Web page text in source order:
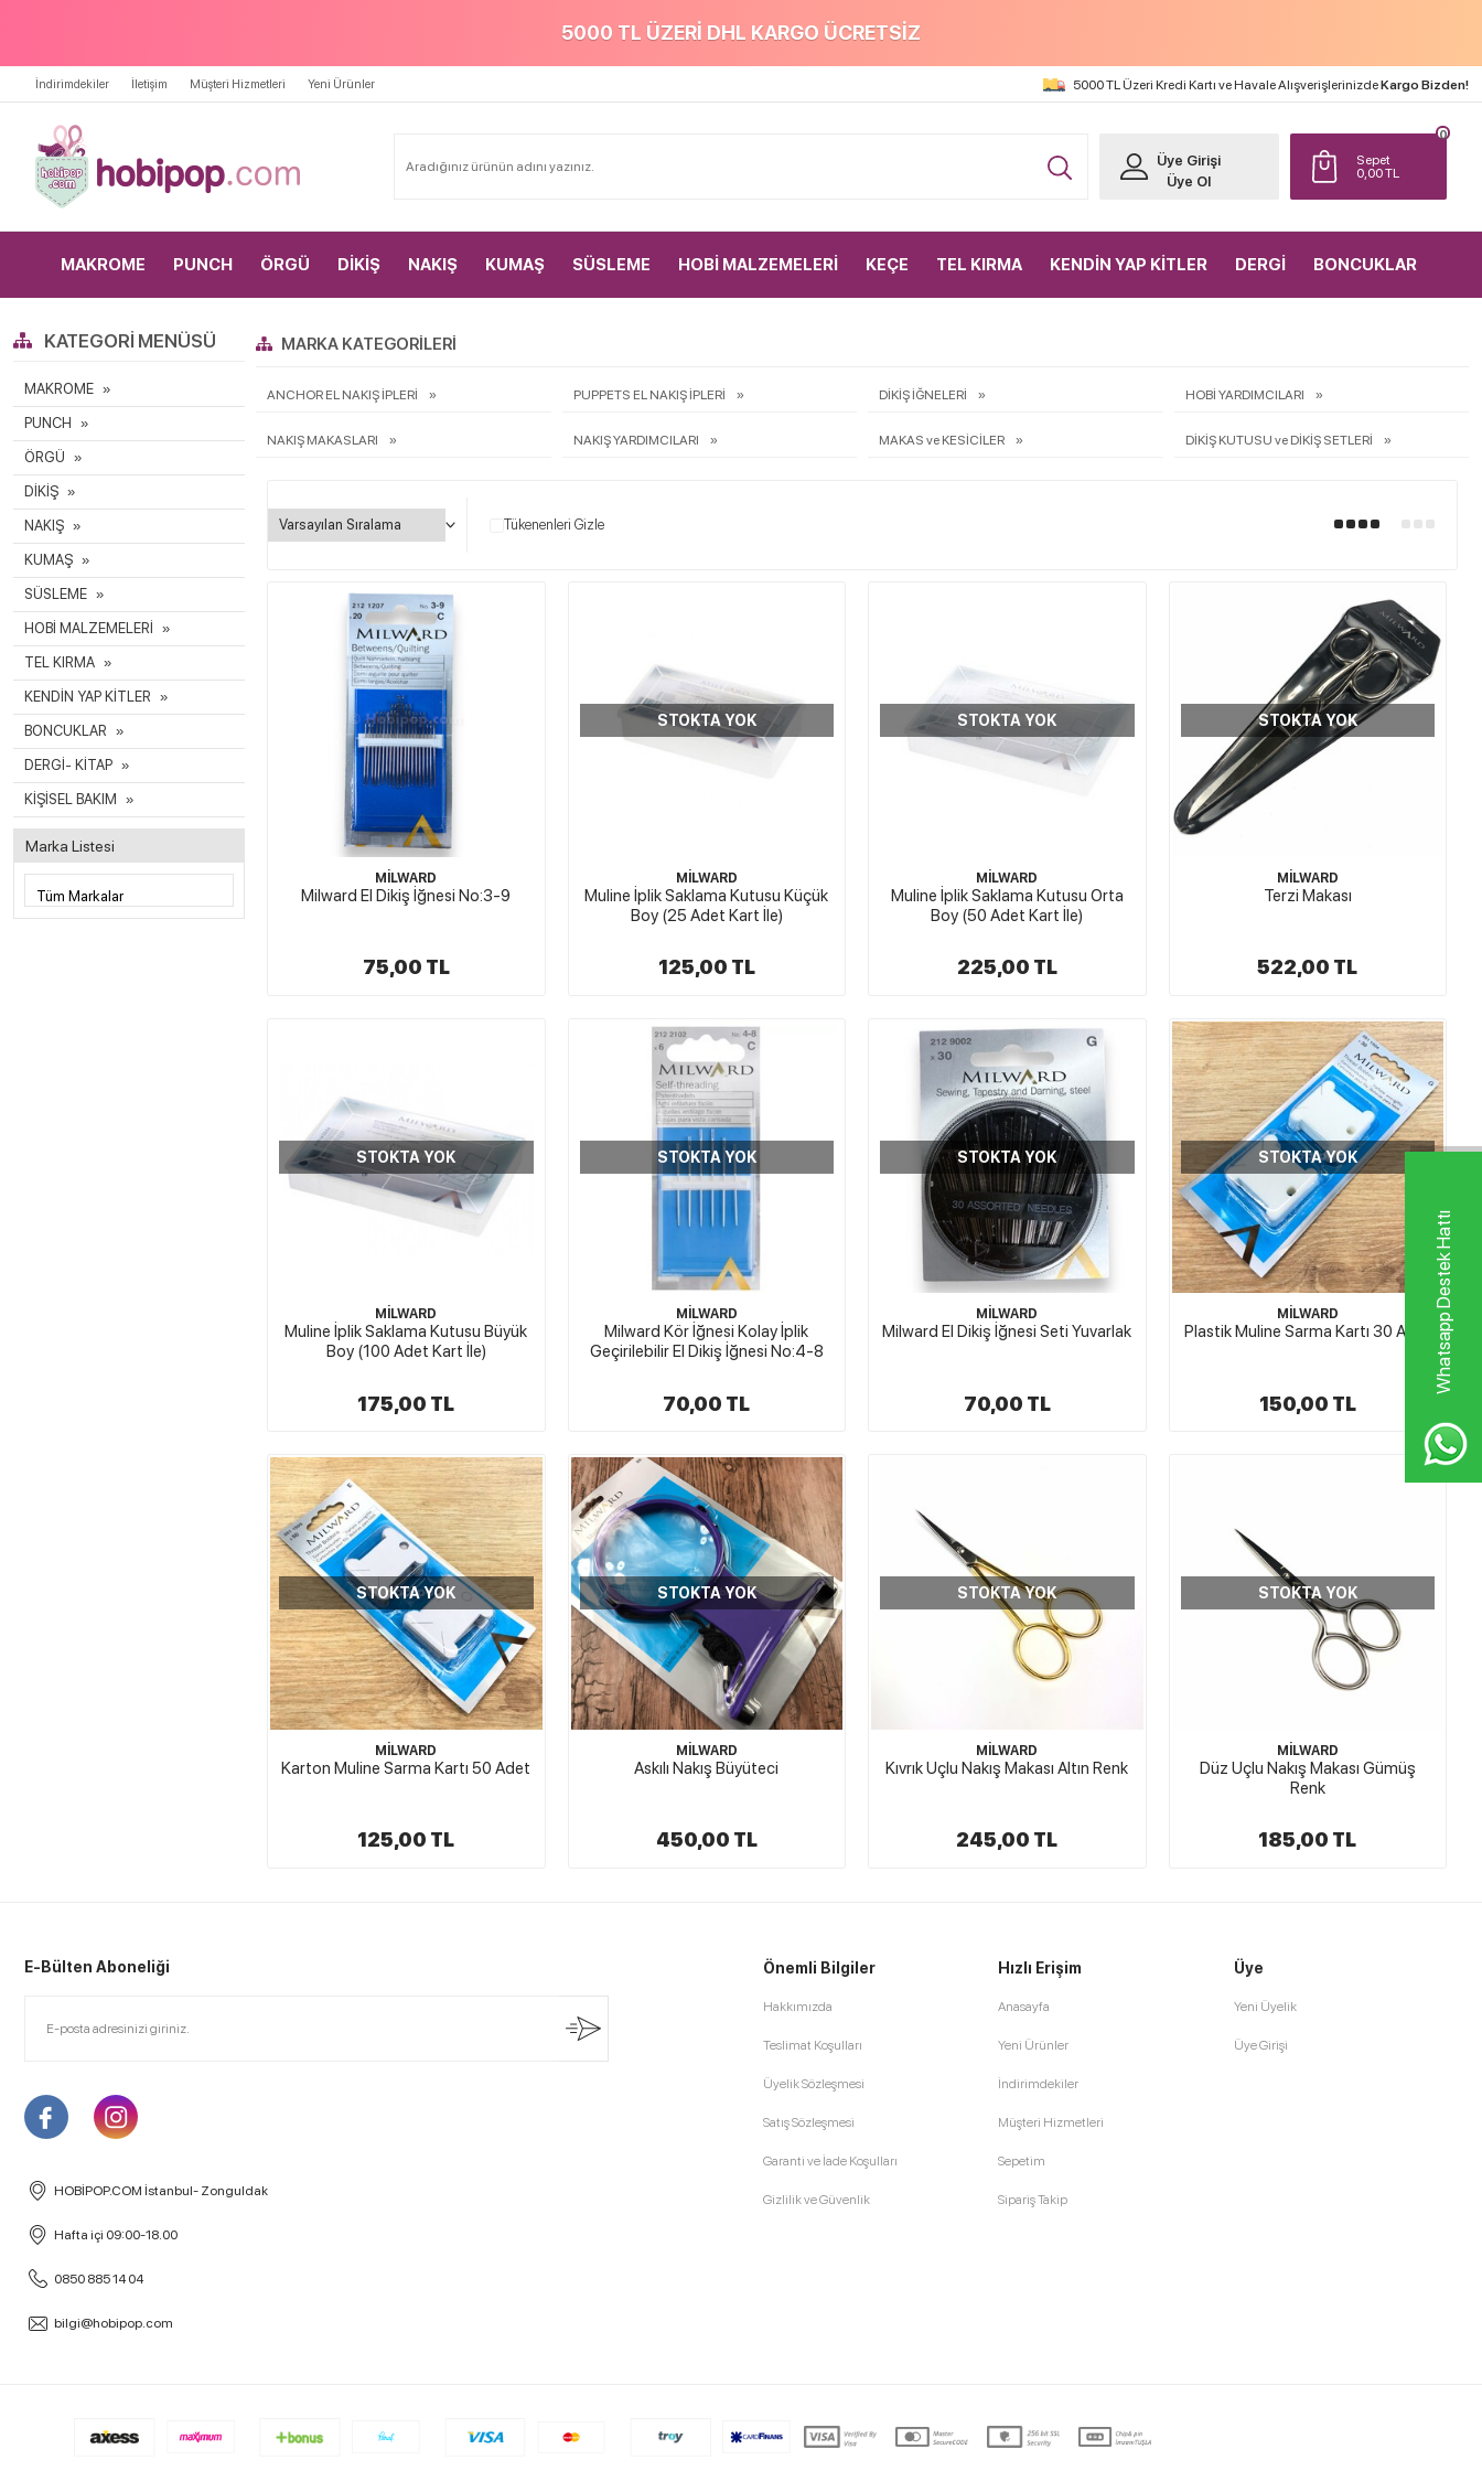
Whatsapp Destek Hattı
5000 TL ÜZERİ DHL KARGO ÜCRETSİZ
İndirimdekiler İletişim Müşteri Hizmetleri Yeni Ürünler 5000 TL Üzeri Kredi Kartı ve Havale AlışverişlerinizdeKargo Bizden!
Sepet
0,00TL
0
Üye Girişi
Üye Ol
MAKROME PUNCH ÖRGÜ DİKİŞ NAKIŞ KUMAŞ SÜSLEME HOBİ MALZEMELERİ KEÇE TEL KIRMA KENDİN YAP KİTLER DERGİ BONCUKLAR
KATEGORI MENÜSÜ
MAKROME
PUNCH
ÖRGÜ
DİKİŞ
NAKIŞ
KUMAŞ
SÜSLEME
HOBİ MALZEMELERİ
TEL KIRMA
KENDİN YAP KİTLER
BONCUKLAR
DERGİ- KİTAP
KİŞİSEL BAKIM
Marka Listesi
MARKA KATEGORILERI
ANCHOR EL NAKIŞ İPLERİ PUPPETS EL NAKIŞ İPLERİ DİKİŞ İĞNELERİ HOBİ YARDIMCILARI
NAKIŞ MAKASLARI NAKIŞ YARDIMCILARI MAKAS ve KESİCİLER DİKİŞ KUTUSU ve DİKİŞ SETLERİ
Tükenenleri Gizle
MİLWARD
Milward El Dikiş İğnesi No:3-9
75,00 TL
STOKTA YOK
MİLWARD
Muline İplik Saklama Kutusu Küçük
Boy (25 Adet Kart İle)
125,00 TL
STOKTA YOK
MİLWARD
Muline İplik Saklama Kutusu Orta
Boy (50 Adet Kart İle)
225,00 TL
STOKTA YOK
MİLWARD
Terzi Makası
522,00 TL
STOKTA YOK
MİLWARD
Muline İplik Saklama Kutusu Büyük
Boy (100 Adet Kart İle)
175,00 TL
STOKTA YOK
MİLWARD
Milward Kör İğnesi Kolay İplik
Geçirilebilir El Dikiş İğnesi No:4-8
70,00 TL
STOKTA YOK
MİLWARD
Milward El Dikiş İğnesi Seti Yuvarlak
70,00 TL
STOKTA YOK
MİLWARD
Plastik Muline Sarma Kartı 30 Adet
150,00 TL
STOKTA YOK
MİLWARD
Karton Muline Sarma Kartı 50 Adet
125,00 TL
STOKTA YOK
MİLWARD
Askılı Nakış Büyüteci
450,00 TL
STOKTA YOK
MİLWARD
Kıvrık Uçlu Nakış Makası Altın Renk
245,00 TL
STOKTA YOK
MİLWARD
Düz Uçlu Nakış Makası Gümüş
Renk
185,00 TL
E-Bülten Aboneliği
HOBİPOP.COM İstanbul- Zonguldak
Hafta içi 09:00-18.00
0850 885 14 04
bilgi@hobipop.com
Önemli Bilgiler
Hakkımızda
Teslimat Koşulları
Üyelik Sözleşmesi
Satış Sözleşmesi
Garanti ve İade Koşulları
Gizlilik ve Güvenlik
Hızlı Erişim
Anasayfa
Yeni Ürünler
İndirimdekiler
Müşteri Hizmetleri
Sepetim
Sipariş Takip
Üye
Yeni Üyelik
Üye Girişi